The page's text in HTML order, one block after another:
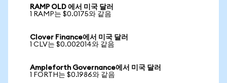
RAMP OLD 에서 미국 달러
1 RAMP는 $0.0175와 같음
Clover Finance에서 미국 달러
1 CLV는 $0.002014와 같음
Ampleforth Governance에서 미국 달러
1 FORTH는 $0.1986와 같음